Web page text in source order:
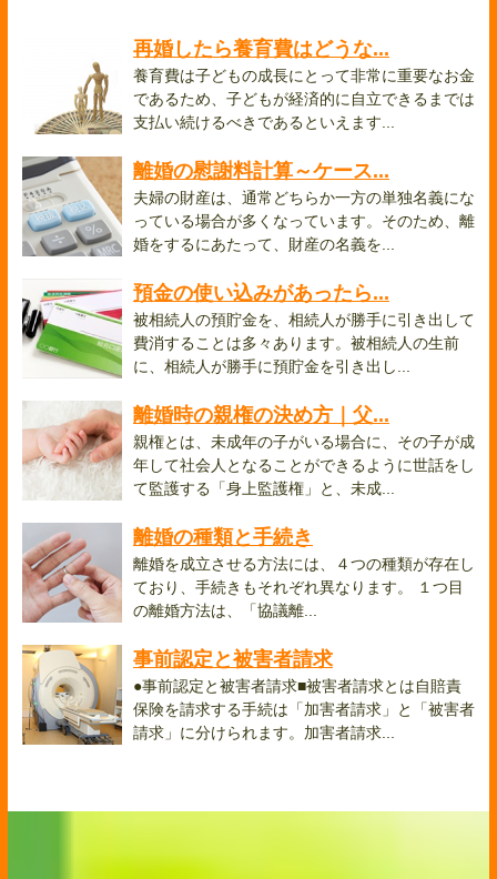
再婚したら養育費はどうな...
養育費は子どもの成長にとって非常に重要なお金
であるため、子どもが経済的に自立できるまでは
支払い続けるべきであるといえます...
離婚の慰謝料計算～ケース...
夫婦の財産は、通常どちらか一方の単独名義にな
っている場合が多くなっています。そのため、離
婚をするにあたって、財産の名義を...
預金の使い込みがあったら...
被相続人の預貯金を、相続人が勝手に引き出して
費消することは多々あります。被相続人の生前
に、相続人が勝手に預貯金を引き出し...
離婚時の親権の決め方｜父...
親権とは、未成年の子がいる場合に、その子が成
年して社会人となることができるように世話をし
て監護する「身上監護権」と、未成...
離婚の種類と手続き
離婚を成立させる方法には、４つの種類が存在し
ており、手続きもそれぞれ異なります。 １つ目
の離婚方法は、「協議離...
事前認定と被害者請求
●事前認定と被害者請求■被害者請求とは自賠責
保険を請求する手続は「加害者請求」と「被害者
請求」に分けられます。加害者請求...